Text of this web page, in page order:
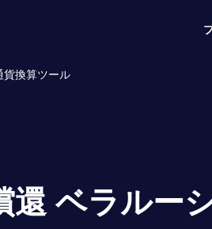
貨換算ツール
ベラルー